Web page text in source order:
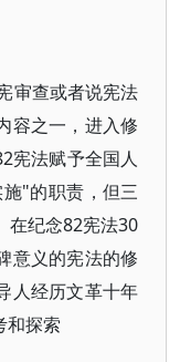
审查或者说宪法
容之一，进入修
宪法赋予全国人
"的职责，但三
在纪念82宪法30
意义的宪法的修
人经历文革十年
和探索